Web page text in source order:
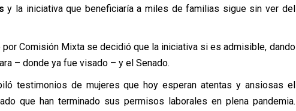
y la iniciativa que beneficiaría a miles de familias sigue sin ver del
Comisión Mixta se decidió que la iniciativa si es admisible, dando
– donde ya fue visado – y el Senado.
testimonios de mujeres que hoy esperan atentas y ansiosas el
que han terminado sus permisos laborales en plena pandemia.